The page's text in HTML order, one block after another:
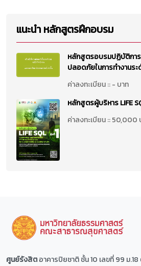
แนะนำ หลักสูตรฝึกอบรม
หลักสูตรอบรมปฏิบัติการ
ปลอดภัยในการทำงานร
ค่าลงทะเบียน :: - บาท
หลักสูตรผู้บริหาร LIFE
ค่าลงทะเบียน :: 50,000
ศูนย์รังสิตอาคารปิยชาติ ชั้น 10 เลขที่ 99 ม